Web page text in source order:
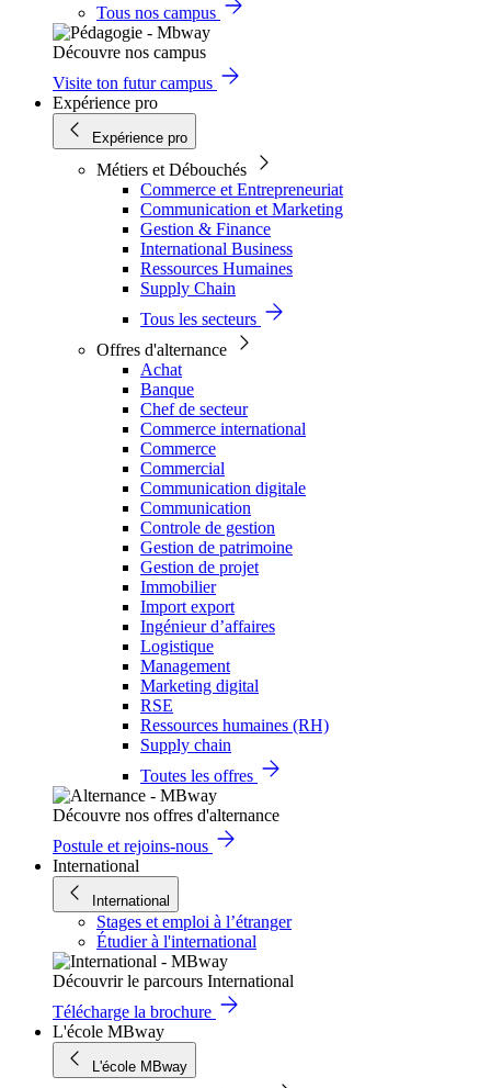
Tous nos campus
Découvre nos campus
Visite ton futur campus
Expérience pro
Expérience pro
Métiers et Débouchés
Commerce et Entrepreneuriat
Communication et Marketing
Gestion & Finance
International Business
Ressources Humaines
Supply Chain
Tous les secteurs
Offres d'alternance
Achat
Banque
Chef de secteur
Commerce international
Commerce
Commercial
Communication digitale
Communication
Controle de gestion
Gestion de patrimoine
Gestion de projet
Immobilier
Import export
Ingénieur d’affaires
Logistique
Management
Marketing digital
RSE
Ressources humaines (RH)
Supply chain
Toutes les offres
Découvre nos offres d'alternance
Postule et rejoins-nous
International
International
Stages et emploi à l’étranger
Étudier à l'international
Découvrir le parcours International
Télécharge la brochure
L'école MBway
L'école MBway